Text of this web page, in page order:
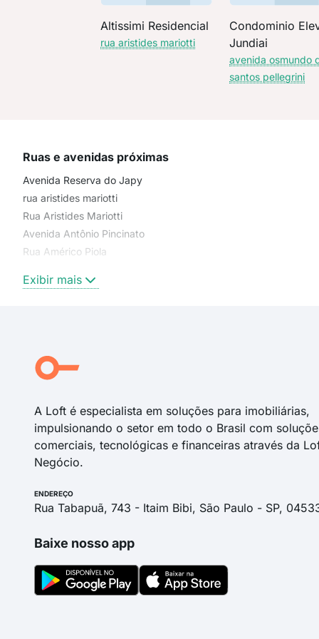
Altissimi Residencial
rua aristides mariotti
Condominio
Jundiai
avenida osmundo
santos pellegrini
Ruas e avenidas próximas
Avenida Reserva do Japy
rua aristides mariotti
Rua Aristides Mariotti
Avenida Antônio Pincinato
Rua Américo Piola
Rua Dona Tereza Cristina
Rua Oscar Cantoni
Antônio Pincinato
Exibir mais
A Loft é especialista em soluções para imobiliárias,
impulsionando o setor em todo o Brasil com
comerciais, tecnológicas e financeiras através da
Negócio.
ENDEREÇO
Rua Tabapuã, 743 - Itaim Bibi, São Paulo - SP,
Baixe nosso app